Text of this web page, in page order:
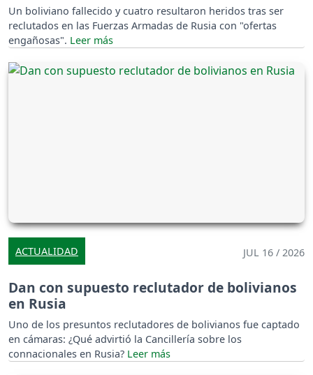
Un boliviano fallecido y cuatro resultaron heridos tras ser
reclutados en las Fuerzas Armadas de Rusia con "ofertas
engañosas".
ACTUALIDAD JUL 16 / 2026
Dan con supuesto reclutador de bolivianos
en Rusia
Uno de los presuntos reclutadores de bolivianos fue captado
en cámaras: ¿Qué advirtió la Cancillería sobre los
connacionales en Rusia?